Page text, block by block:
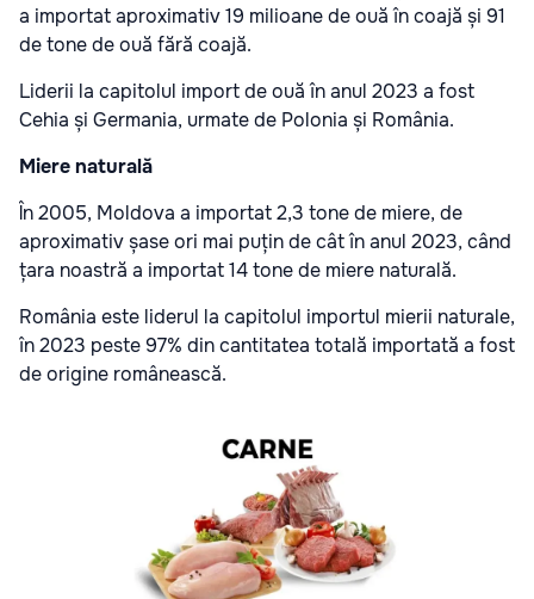
a importat aproximativ 19 milioane de ouă în coajă și 91
de tone de ouă fără coajă.
Liderii la capitolul import de ouă în anul 2023 a fost
Cehia și Germania, urmate de Polonia și România.
Miere naturală
În 2005, Moldova a importat 2,3 tone de miere, de
aproximativ șase ori mai puțin de cât în anul 2023, când
țara noastră a importat 14 tone de miere naturală.
România este liderul la capitolul importul mierii naturale,
în 2023 peste 97% din cantitatea totală importată a fost
de origine românească.